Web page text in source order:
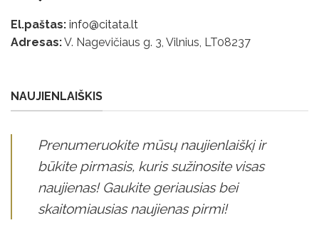
El.paštas: info@citata.lt
Adresas:V. Nagevičiaus g. 3, Vilnius, LT08237
NAUJIENLAIŠKIS
Prenumeruokite mūsų naujienlaiškį ir
būkite pirmasis, kuris sužinosite visas
naujienas! Gaukite geriausias bei
skaitomiausias naujienas pirmi!